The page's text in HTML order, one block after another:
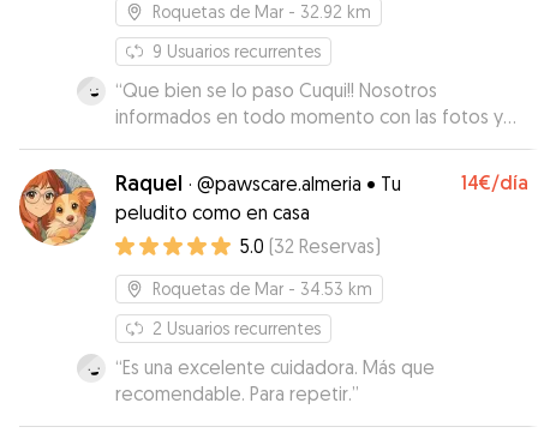
Roquetas de Mar - 32.92 km
9 Usuarios recurrentes
“Que bien se lo paso Cuqui!! Nosotros
informados en todo momento con las fotos y
vídeos que nos mandaba. Genial en todos los
aspectos, repetiremos seguro!!!
Raquel · @pawscare.almeria • Tu
peludito como en casa
14€/día
5.0 (32 Reservas)
Roquetas de Mar - 34.53 km
2 Usuarios recurrentes
“Es una excelente cuidadora. Más que
recomendable. Para repetir.”